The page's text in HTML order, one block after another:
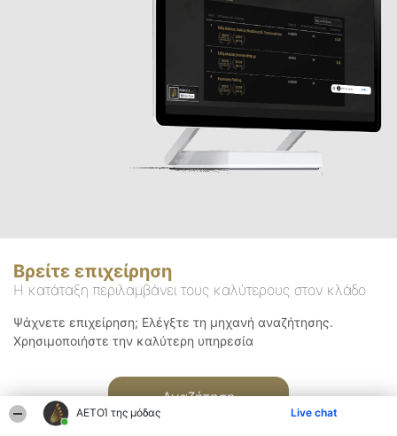
ΑΕΤΟΊ της μόδας Live chat
Βρείτε επιχείρηση
Η κατάταξη περιλαμβάνει τους καλύτερους στον κλάδο
Ψάχνετε επιχείρηση; Ελέγξτε τη μηχανή αναζήτησης.
Χρησιμοποιήστε την καλύτερη υπηρεσία
Αναζήτηση